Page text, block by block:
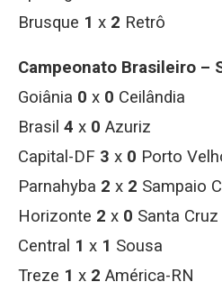
Brusque 1 x 2 Retrô
Campeonato Brasileiro –
Goiânia 0 x 0 Ceilândia
Brasil 4 x 0 Azuriz
Capital-DF 3 x 0 Porto
Parnahyba 2 x 2 Sampaio
Horizonte 2 x 0 Santa Cruz
Central 1 x 1 Sousa
Treze 1 x 2 América-RN